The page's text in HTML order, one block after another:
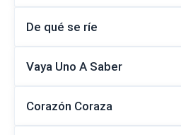
De qué se ríe
Vaya Uno A Saber
Corazón Coraza